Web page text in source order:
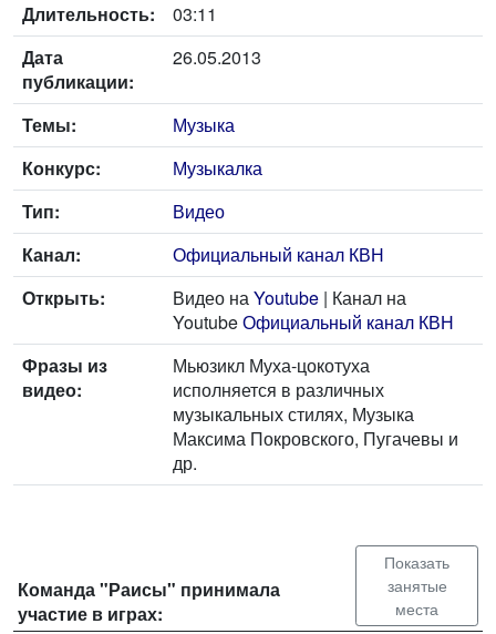
Длительность:
03:11
Дата
публикации:
26.05.2013
Темы:
Музыка
Конкурс:
Музыкалка
Тип:
Видео
Канал:
Официальный канал КВН
Открыть:
Видео наYoutube | Канал на
YoutubeОфициальный канал КВН
Фразы из
видео:
Мьюзикл Муха-цокотуха
исполняется в различных
музыкальных стилях, Музыка
Максима Покровского, Пугачевы и
др.
Команда "Раисы" принимала
участие в играх:
Показать
занятые
места